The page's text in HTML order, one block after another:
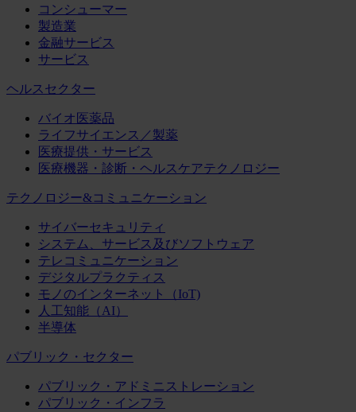
コンシューマー
製造業
金融サービス
サービス
ヘルスセクター
バイオ医薬品
ライフサイエンス／製薬
医療提供・サービス
医療機器・診断・ヘルスケアテクノロジー
テクノロジー&コミュニケーション
サイバーセキュリティ
システム、サービス及びソフトウェア
テレコミュニケーション
デジタルプラクティス
モノのインターネット（IoT)
人工知能（AI）
半導体
パブリック・セクター
パブリック・アドミニストレーション
パブリック・インフラ